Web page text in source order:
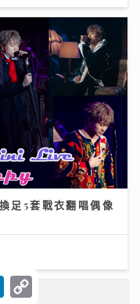
足5套戰衣翻唱偶像
L